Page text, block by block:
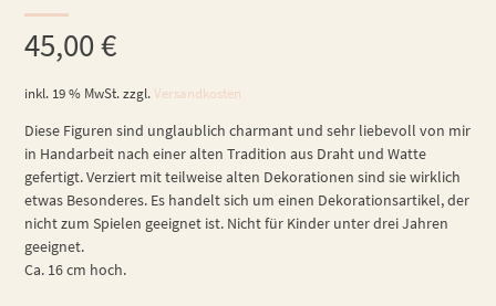
45,00€
inkl. 19 % MwSt. zzgl.Versandkosten
Diese Figuren sind unglaublich charmant und sehr liebevoll von mir
in Handarbeit nach einer alten Tradition aus Draht und Watte
gefertigt. Verziert mit teilweise alten Dekorationen sind sie wirklich
etwas Besonderes. Es handelt sich um einen Dekorationsartikel, der
nicht zum Spielen geeignet ist. Nicht für Kinder unter drei Jahren
geeignet.
Ca. 16 cm hoch.